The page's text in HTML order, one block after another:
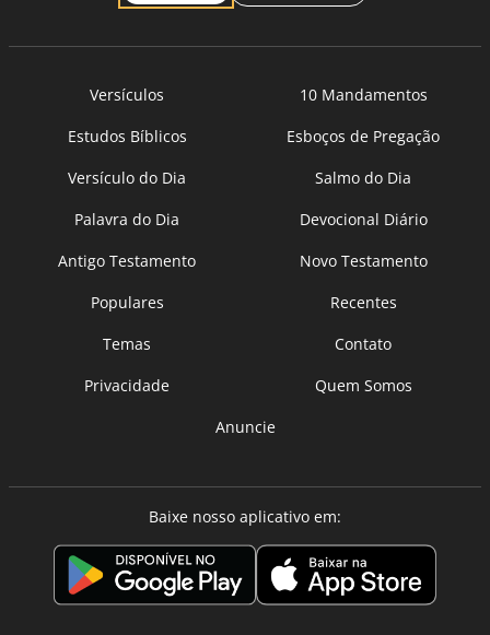
Versículos
10 Mandamentos
Estudos Bíblicos
Esboços de Pregação
Versículo do Dia
Salmo do Dia
Palavra do Dia
Devocional Diário
Antigo Testamento
Novo Testamento
Populares
Recentes
Temas
Contato
Privacidade
Quem Somos
Anuncie
Baixe nosso aplicativo em: